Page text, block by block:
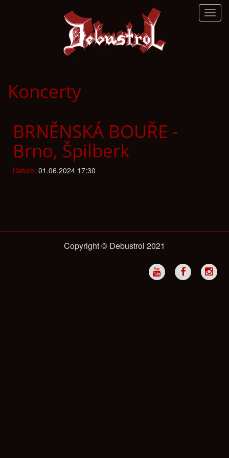
Koncerty
BRNĚNSKÁ BOUŘE -
Brno, Špilberk
Datum: 01.06.2024 17:30
Copyright © Debustrol 2021